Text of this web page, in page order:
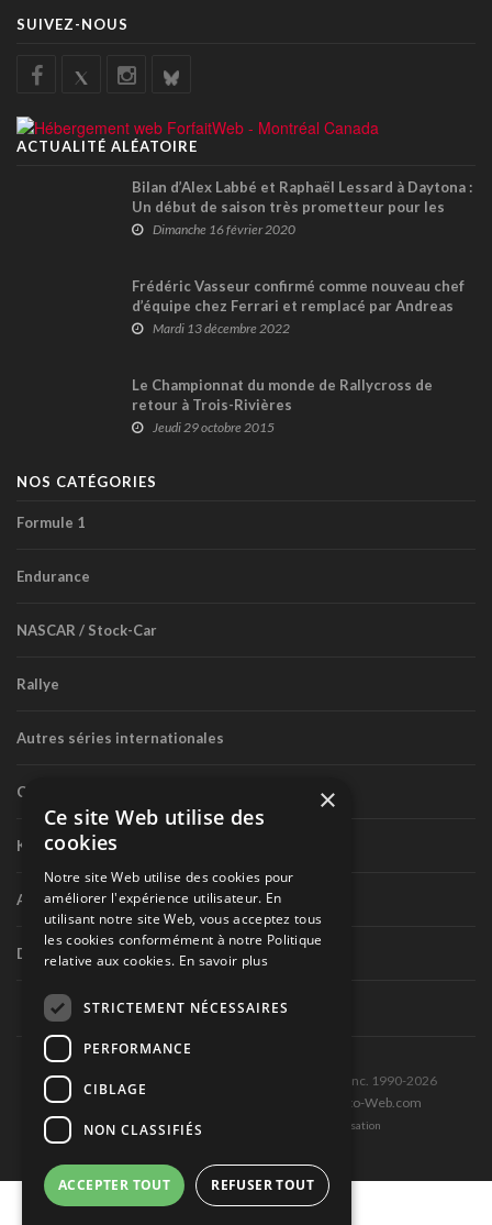
SUIVEZ-NOUS
ACTUALITÉ ALÉATOIRE
Bilan d’Alex Labbé et Raphaël Lessard à Daytona :
Un début de saison très prometteur pour les
deux pilotes !
Dimanche 16 février 2020
Frédéric Vasseur confirmé comme nouveau chef
d’équipe chez Ferrari et remplacé par Andreas
Seidl chez Sauber
Mardi 13 décembre 2022
Le Championnat du monde de Rallycross de
retour à Trois-Rivières
Jeudi 29 octobre 2015
NOS CATÉGORIES
Formule 1
Endurance
NASCAR / Stock-Car
Rallye
Autres séries internationales
Circuit routier canadien
Karting
Autres séries nationales
Divers
Tous droits réservés © Les Éditions Pole-Position inc. 1990-2026
Ce site est produit et hébergé par Montréal-Photo-Web.com
Politique de confidentialité et Conditions d’utilisation
×
Ce site Web utilise des
cookies
Notre site Web utilise des cookies pour
améliorer l'expérience utilisateur. En
utilisant notre site Web, vous acceptez tous
les cookies conformément à notre Politique
relative aux cookies. En savoir plus
STRICTEMENT NÉCESSAIRES
PERFORMANCE
CIBLAGE
NON CLASSIFIÉS
ACCEPTER TOUT REFUSER TOUT